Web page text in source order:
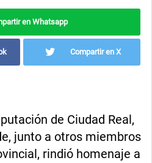
en Whatsapp
Compartir en X
de Ciudad Real,
junto a otros miembros
rindió homenaje a